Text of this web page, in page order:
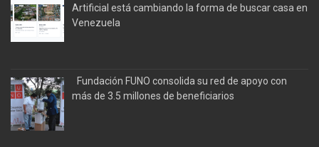
Artificial está cambiando la forma de buscar casa en
Venezuela
Fundación FUNO consolida su red de apoyo con
más de 3.5 millones de beneficiarios